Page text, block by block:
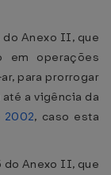
do Anexo II, que
em operações
para prorrogar
a vigência da
2002, caso esta
do Anexo II, que